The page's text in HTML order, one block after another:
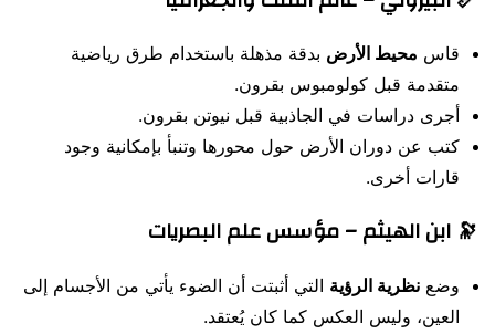
قاس محيط الأرض بدقة مذهلة باستخدام طرق رياضية
متقدمة قبل كولومبوس بقرون.
أجرى دراسات في الجاذبية قبل نيوتن بقرون.
كتب عن دوران الأرض حول محورها وتنبأ بإمكانية وجود
قارات أخرى.
🔭 ابن الهيثم – مؤسس علم البصريات
وضع نظرية الرؤية التي أثبتت أن الضوء يأتي من الأجسام إلى
العين، وليس العكس كما كان يُعتقد.